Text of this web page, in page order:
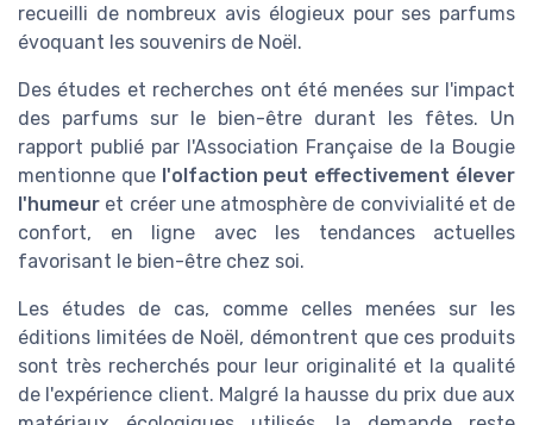
recueilli de nombreux avis élogieux pour ses parfums
évoquant les souvenirs de Noël.
Des études et recherches ont été menées sur l'impact
des parfums sur le bien-être durant les fêtes. Un
rapport publié par l'Association Française de la Bougie
mentionne que l'olfaction peut effectivement élever
l'humeur et créer une atmosphère de convivialité et de
confort, en ligne avec les tendances actuelles
favorisant le bien-être chez soi.
Les études de cas, comme celles menées sur les
éditions limitées de Noël, démontrent que ces produits
sont très recherchés pour leur originalité et la qualité
de l'expérience client. Malgré la hausse du prix due aux